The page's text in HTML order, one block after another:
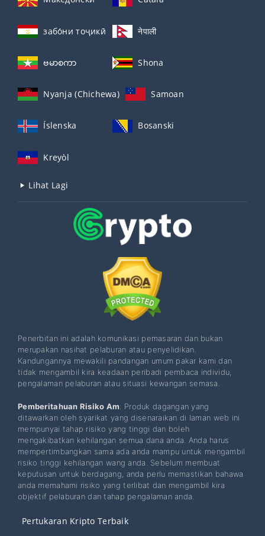
забо́ни тоҷикӣ́ नेपाली
ဗမာစကာ Shona
Nyanja (Chichewa) Samoan
Íslenska Bosanski
Kreyòl
Lihat Lagi
Penerbitan ini adalah komunikasi pemasaran dan bukan
merupakan nasihat pelaburan atau penyelidikan.
Kandungannya mewakili pandangan umum pakar kami dan
tidak mengambil kira keadaan peribadi pembaca individu,
pengalaman pelaburan atau situasi kewangan semasa.
Pemberitahuan Risiko Am: Produk dagangan yang
ditawarkan oleh syarikat yang disenaraikan di laman web ini
mempunyai tahap risiko yang tinggi dan boleh
mengakibatkan kehilangan semua dana anda. Anda harus
mempertimbangkan sama ada anda mampu untuk mengambil
risiko tinggi kehilangan wang anda. Sebelum membuat
keputusan untuk berdagang, anda perlu memastikan bahawa
anda memahami risiko yang terlibat dan mengambil kira
objektif pelaburan dan tahap pengalaman anda.
Pertukaran Kripto Terbaik